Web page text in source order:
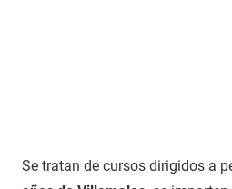
Se tratan de cursos dirigidos a